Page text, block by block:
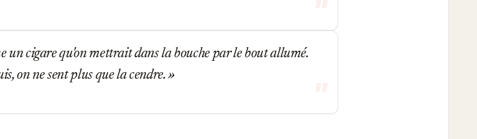
un cigare qu'on mettrait dans la bouche par le bout allumé.
on ne sent plus que la cendre.